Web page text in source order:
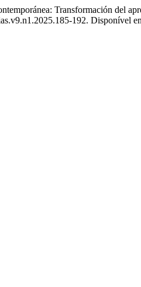
Transformación del
192. Disponível